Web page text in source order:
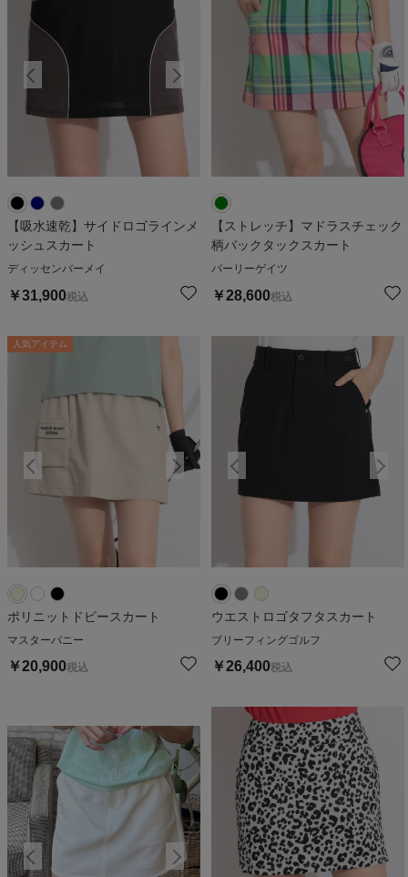
【吸水速乾】サイドロゴラインメ
ッシュスカート
ディッセンバーメイ
￥31,900税込
【ストレッチ】マドラスチェック
柄バックタックスカート
パーリーゲイツ
￥28,600税込
人気アイテム 人気アイテム
ポリニットドビースカート
マスターバニー
￥20,900税込
ウエストロゴタフタスカート
ブリーフィングゴルフ
￥26,400税込